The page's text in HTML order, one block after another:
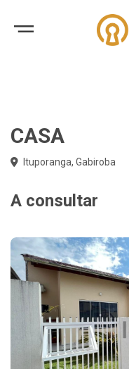
CASA
Ituporanga, Gabiroba
A consultar